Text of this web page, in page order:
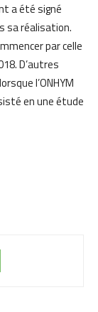
a été signé
sa réalisation.
par celle
D’autres
l’ONHYM
en une étude